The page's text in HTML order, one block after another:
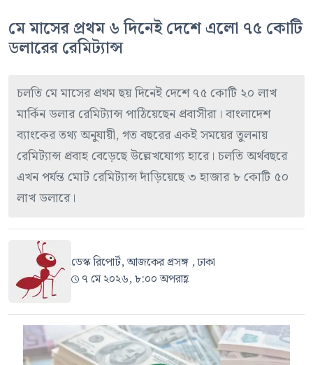
মে মাসের প্রথম ৬ দিনেই দেশে এলো ৭৫ কোটি
ডলারের রেমিট্যান্স
চলতি মে মাসের প্রথম ছয় দিনেই দেশে ৭৫ কোটি ২০ লাখ
মার্কিন ডলার রেমিট্যান্স পাঠিয়েছেন প্রবাসীরা। বাংলাদেশ
ব্যাংকের তথ্য অনুযায়ী, গত বছরের একই সময়ের তুলনায়
রেমিট্যান্স প্রবাহ বেড়েছে উল্লেখযোগ্য হারে। চলতি অর্থবছরে
এখন পর্যন্ত মোট রেমিট্যান্স দাঁড়িয়েছে ৩ হাজার ৮ কোটি ৫০
লাখ ডলারে।
ডেস্ক রিপোর্ট, আজকের প্রসঙ্গ , ঢাকা
৭ মে ২০২৬, ৮:০০ অপরাহ্ণ